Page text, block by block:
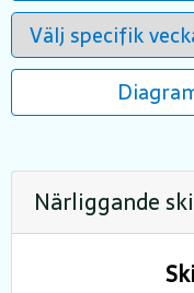
Närliggande